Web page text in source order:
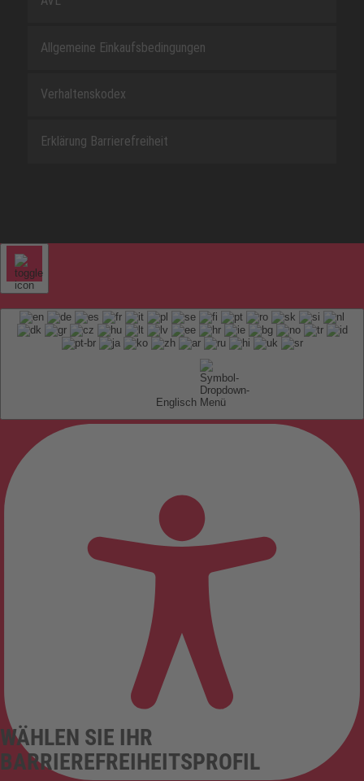
Allgemeine Einkaufsbedingungen
Verhaltenskodex
Erklärung Barrierefreiheit
Englisch
WÄHLEN SIE IHR
BARRIEREFREIHEITSPROFIL